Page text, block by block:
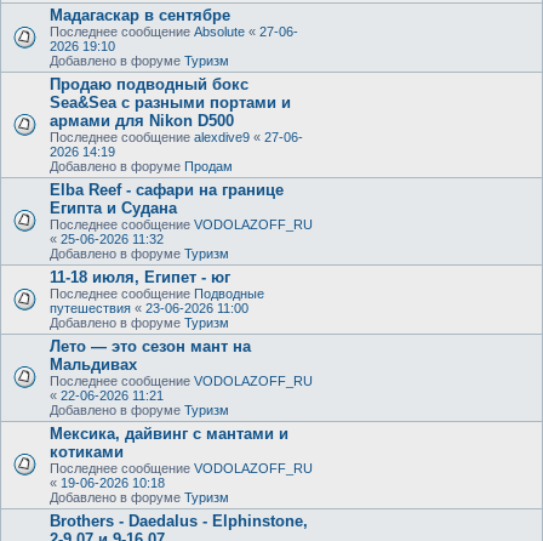
Мадагаскар в сентябре
Последнее сообщение Absolute « 27-06-
2026 19:10
Добавлено в форуме Туризм
Продаю подводный бокс
Sea&Sea с разными портами и
армами для Nikon D500
Последнее сообщение alexdive9 « 27-06-
2026 14:19
Добавлено в форуме Продам
Elba Reef - сафари на границе
Египта и Судана
Последнее сообщение VODOLAZOFF_RU
« 25-06-2026 11:32
Добавлено в форуме Туризм
11-18 июля, Египет - юг
Последнее сообщение Подводные
путешествия « 23-06-2026 11:00
Добавлено в форуме Туризм
Лето — это сезон мант на
Мальдивах
Последнее сообщение VODOLAZOFF_RU
« 22-06-2026 11:21
Добавлено в форуме Туризм
Мексика, дайвинг с мантами и
котиками
Последнее сообщение VODOLAZOFF_RU
« 19-06-2026 10:18
Добавлено в форуме Туризм
Brothers - Daedalus - Elphinstone,